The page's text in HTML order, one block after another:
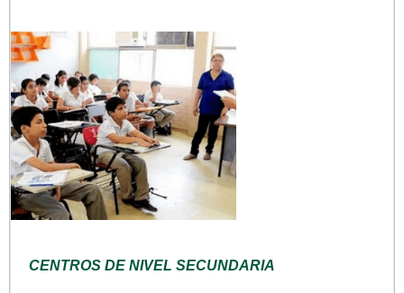
CENTROS DE NIVEL SECUNDARIA